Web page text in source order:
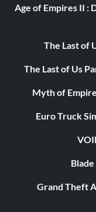
Age of Empires II :
The Last of
The Last of Us
Myth of
Euro Truck
Grand Theft